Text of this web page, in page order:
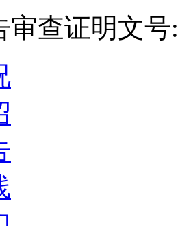
审查证明文